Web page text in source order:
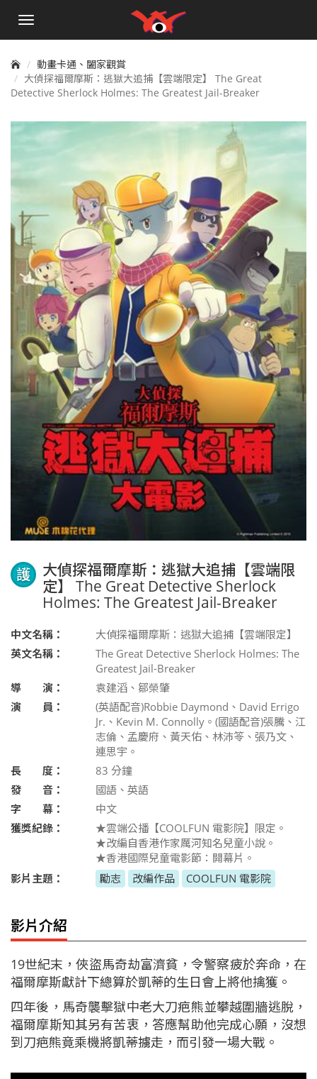
手
單
動畫卡通、闔家觀賞
大偵探福爾摩斯：逃獄大追捕【雲端限定】 The Great
Detective Sherlock Holmes: The Greatest Jail-Breaker
護
大偵探福爾摩斯：逃獄大追捕【雲端限
定】 The Great Detective Sherlock
Holmes: The Greatest Jail-Breaker
中文名稱：
大偵探福爾摩斯：逃獄大追捕【雲端限定】
英文名稱：
The Great Detective Sherlock Holmes: The
Greatest Jail-Breaker
導 演：
袁建滔、鄒榮肇
演 員：
(英語配音)Robbie Daymond、David Errigo
Jr.、Kevin M. Connolly。(國語配音)張騰、江
志倫、孟慶府、黃天佑、林沛笭、張乃文、
連思宇。
長 度：
83 分鐘
發 音：
國語、英語
字 幕：
中文
獲獎紀錄：
★雲端公播【COOLFUN 電影院】限定。
★改編自香港作家厲河知名兒童小說。
★香港國際兒童電影節：開幕片。
影片主題：
勵志 改編作品 COOLFUN 電影院
影片介紹
19世紀末，俠盜馬奇劫富濟貧，令警察疲於奔命，在
福爾摩斯獻計下總算於凱蒂的生日會上將他擒獲。
四年後，馬奇襲擊獄中老大刀疤熊並攀越圍牆逃脫，
福爾摩斯知其另有苦衷，答應幫助他完成心願，沒想
到刀疤熊竟乘機將凱蒂擄走，而引發一場大戰。